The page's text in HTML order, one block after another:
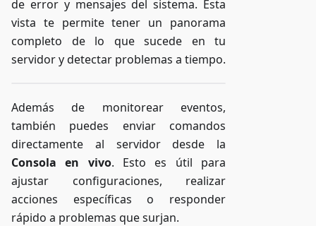
de error y mensajes del sistema. Esta
vista te permite tener un panorama
completo de lo que sucede en tu
servidor y detectar problemas a tiempo.
Además de monitorear eventos,
también puedes enviar comandos
directamente al servidor desde la
Consola en vivo. Esto es útil para
ajustar configuraciones, realizar
acciones específicas o responder
rápido a problemas que surjan.